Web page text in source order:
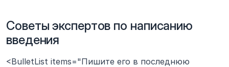
Советы экспертов по написанию
введения
<BulletList items="Пишите его в последнюю